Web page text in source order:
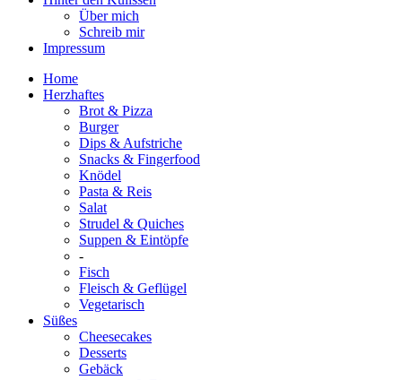
Über mich
Schreib mir
Impressum
Home
Herzhaftes
Brot & Pizza
Burger
Dips & Aufstriche
Snacks & Fingerfood
Knödel
Pasta & Reis
Salat
Strudel & Quiches
Suppen & Eintöpfe
-
Fisch
Fleisch & Geflügel
Vegetarisch
Süßes
Cheesecakes
Desserts
Gebäck